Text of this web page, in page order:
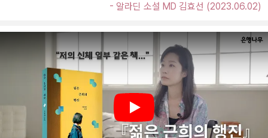
- 알라딘 소설 MD 김효선 (2023.06.02)
Play